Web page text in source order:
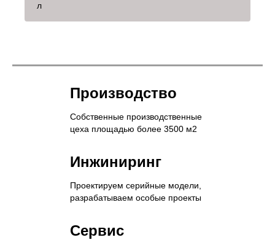
л
Производство
Собственные производственные
цеха площадью более 3500 м2
Инжиниринг
Проектируем серийные модели,
разрабатываем особые проекты
Сервис